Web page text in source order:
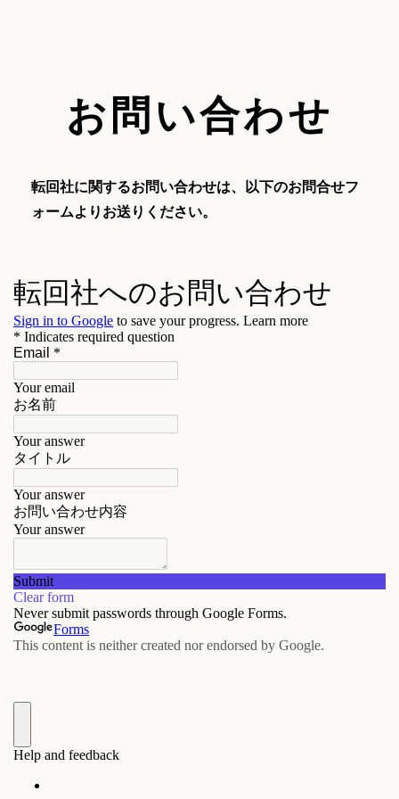
お問い合わせ
転回社に関するお問い合わせは、以下のお問合せフ
ォームよりお送りください。